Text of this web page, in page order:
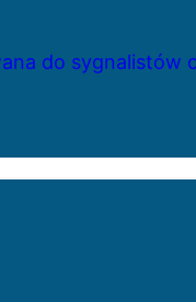
do